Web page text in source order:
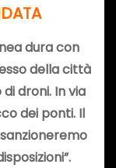
dura con
della città
droni. In via
dei ponti. Il